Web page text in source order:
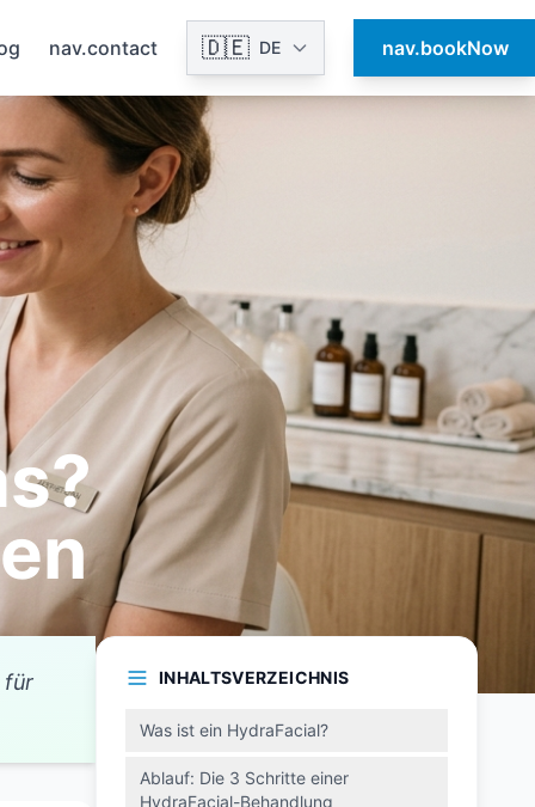
nav.contact 🇩🇪 DE nav.bookNow
für INHALTSVERZEICHNIS
Was ist ein HydraFacial?
Ablauf: Die 3 Schritte einer
HydraFacial-Behandlung